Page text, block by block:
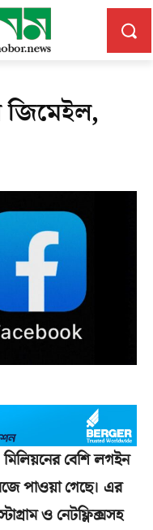
জিমেইল,
বেশি লগইন
পাওয়া গেছে। এর
ও নেটফ্লিক্সসহ